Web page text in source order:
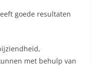
goede resultaten
met behulp van